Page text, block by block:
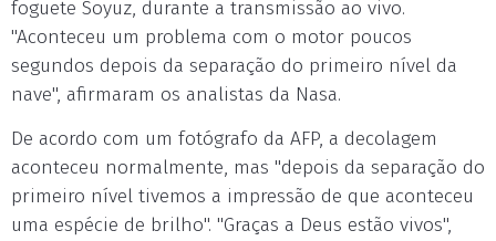
foguete Soyuz, durante a transmissão ao vivo.
"Aconteceu um problema com o motor poucos
segundos depois da separação do primeiro nível da
nave", afirmaram os analistas da Nasa.
De acordo com um fotógrafo da AFP, a decolagem
aconteceu normalmente, mas "depois da separação do
primeiro nível tivemos a impressão de que aconteceu
uma espécie de brilho". "Graças a Deus estão vivos",